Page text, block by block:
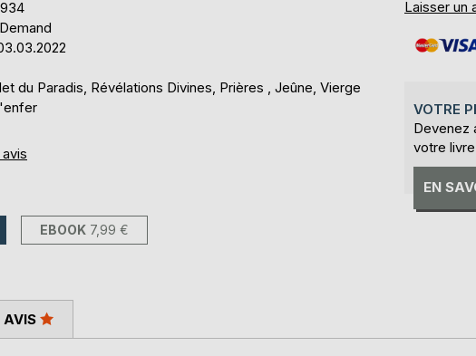
du Paradis, Révélations Divines, Prières , Jeûne, Vierge
avis
EBOOK 7,99 €
Laisser un
VOTRE
Devenez
votre
EN
AVIS